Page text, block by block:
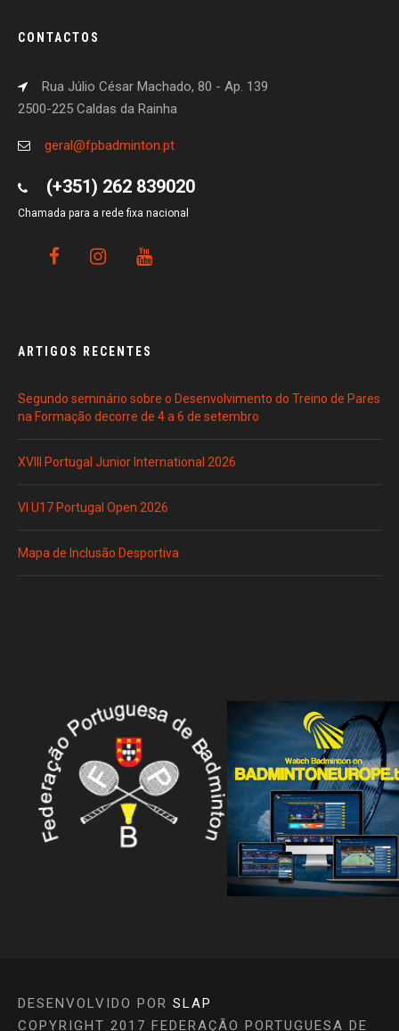
CONTACTOS
Rua Júlio César Machado, 80 - Ap. 139
2500-225 Caldas da Rainha
geral@fpbadminton.pt
(+351) 262 839020
Chamada para a rede fixa nacional
ARTIGOS RECENTES
Segundo seminário sobre o Desenvolvimento do Treino de Pares
na Formação decorre de 4 a 6 de setembro
XVIII Portugal Junior International 2026
VI U17 Portugal Open 2026
Mapa de Inclusão Desportiva
DESENVOLVIDO POR SLAP
COPYRIGHT 2017 FEDERAÇÃO PORTUGUESA DE